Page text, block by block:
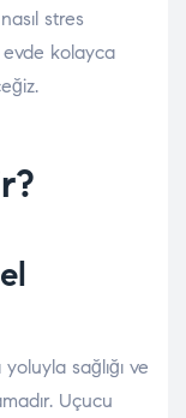
stres
evde kolayca
sağlığı ve
Uçucu